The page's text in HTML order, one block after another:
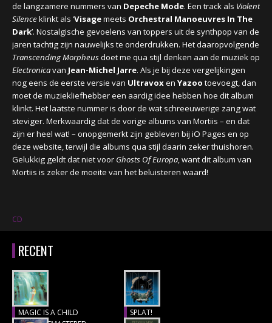
de langzamere nummers van Depeche Mode. Een track als Violent
Silenceklinkt als ‘Visagemeets Orchestral Manoeuvres In The
Dark’. Nostalgische gevoelens van toppers uit de synthpop van de
jaren tachtig zijn nauwelijks te onderdrukken. Het daaropvolgende
Transcending Morpheusdoet me qua stijl denken aan de muziek op
Electronicavan Jean-Michel Jarre. Als je bij deze vergelijkingen
nog eens de eerste versie van Ultravoxen Yazoo toevoegt, dan
moet de muziekliefhebber een aardig idee hebben hoe dit album
klinkt. Het laatste nummer is door de wat schreeuwerige zang wat
steviger. Merkwaardig dat de vorige albums van Mortiis – en dat
zijn er heel wat! – onopgemerkt zijn gebleven bij iO Pages en op
deze website, terwijl die albums qua stijl daarin zeker thuishoren.
Gelukkig geldt dat niet voor Ghosts Of Europa, want dit album van
Mortiis is zeker de moeite van het beluisteren waard!
CD
RECENT
MAGIC IS A CHILD
SPLAT!